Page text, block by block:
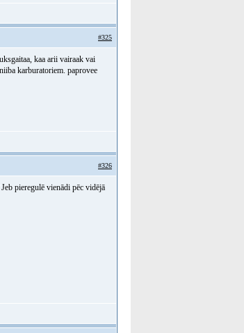
#325
kaa arii vairaak vai
karburatoriem. paprovee
#326
pieregulē vienādi pēc vidējā